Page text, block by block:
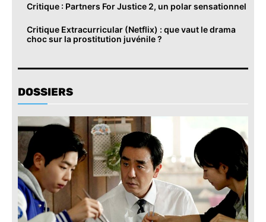
Critique : Partners For Justice 2, un polar sensationnel
Critique Extracurricular (Netflix) : que vaut le drama
choc sur la prostitution juvénile ?
DOSSIERS